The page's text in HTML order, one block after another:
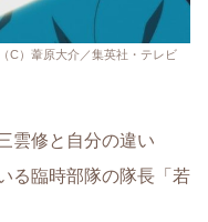
C）葦原大介／集英社・テレビ
雲修と自分の違い
る臨時部隊の隊長「若